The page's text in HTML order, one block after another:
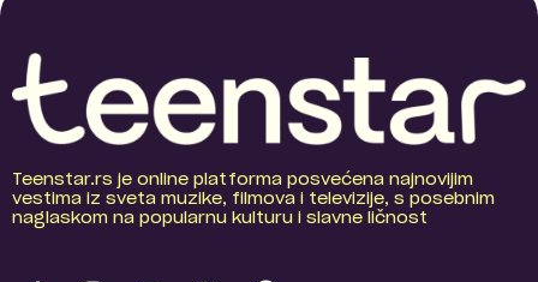
Teenstar.rs je online platforma posvećena najnovijim
vestima iz sveta muzike, filmova i televizije, s posebnim
naglaskom na popularnu kulturu i slavne ličnost